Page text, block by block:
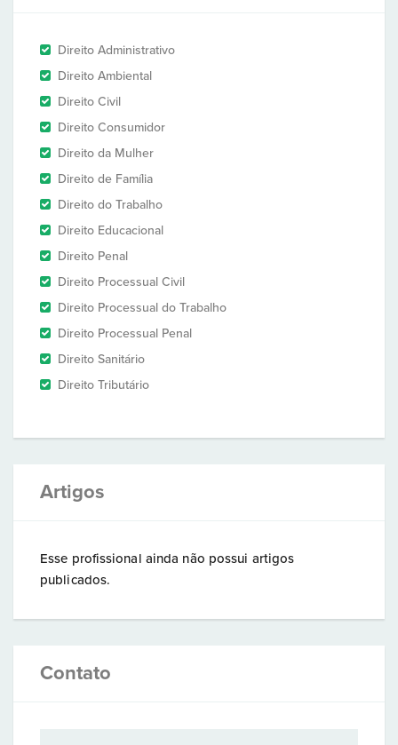
Direito Administrativo
Direito Ambiental
Direito Civil
Direito Consumidor
Direito da Mulher
Direito de Família
Direito do Trabalho
Direito Educacional
Direito Penal
Direito Processual Civil
Direito Processual do Trabalho
Direito Processual Penal
Direito Sanitário
Direito Tributário
Artigos
Esse profissional ainda não possui artigos
publicados.
Contato